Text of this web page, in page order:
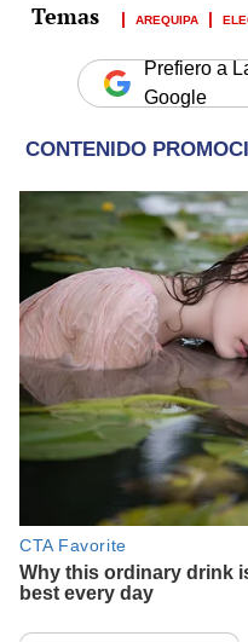
AREQUIPA
Prefiero a
Google